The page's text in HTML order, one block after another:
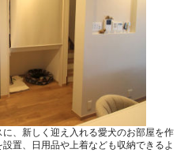
、新しく迎え入れる愛犬のお部屋を作
置、日用品や上着なども収納できるよ